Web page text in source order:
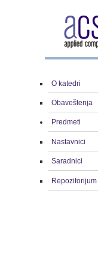
O katedri
Obaveštenja
Predmeti
Nastavnici
Saradnici
Repozitorijum